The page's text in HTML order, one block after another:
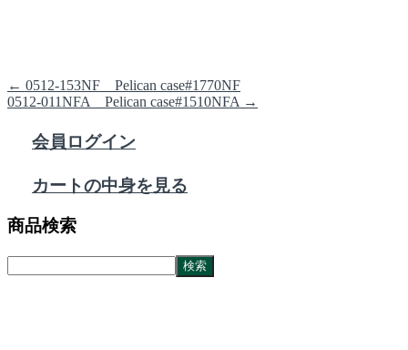
← 0512-153NF Pelican case#1770NF
0512-011NFA Pelican case#1510NFA →
会員ログイン
カートの中身を見る
商品検索